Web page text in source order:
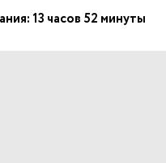
13 часов 52 минуты